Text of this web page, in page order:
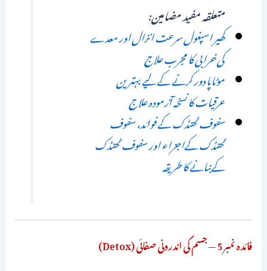
متعلقہ مفید مضامین:
کھیر اسپغول سرعت انزال اور معدے
کی خرابی کا مجرب علاج
موٹاپا دور کرنے کے لیے بہترین
عرقیات کا نسخہ آزمودہ علاج
سفوف ٹھنڈک کے فوائد، سفوف
ٹھنڈک کےاجزاء اور سفوف ٹھنڈک
کےبنانے کا طریقہ
فائدہ نمبر 5 — جسم کی اندرونی صفائی (Detox)